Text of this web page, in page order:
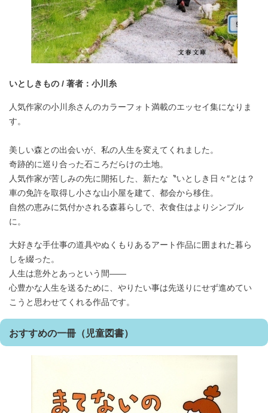
いとしきもの / 著者：小川糸
人気作家の小川糸さんのカラーフォト満載のエッセイ集になりま
す。
美しい森との出会いが、私の人生を変えてくれました。
奇跡的に巡り合った石ころだらけの土地。
人気作家が苦しみの先に開拓した、新たな〝いとしき日々″とは？
車の免許を取得し小さな山小屋を建て、都会から移住。
自然の恵みに気付かされる森暮らしで、衣食住はよりシンプル
に。
大好きな手仕事の道具やぬくもりあるアート作品に囲まれた暮ら
しを綴った。
人生は意外とあっという間――
心豊かな人生を送るために、やりたい事は先送りにせず進めてい
こうと思わせてくれる作品です。
おすすめの一冊（児童図書）